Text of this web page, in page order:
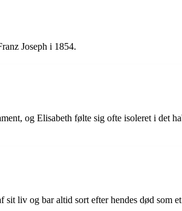
Joseph i 1854.
og Elisabeth følte sig ofte isoleret i det
liv og bar altid sort efter hendes død som